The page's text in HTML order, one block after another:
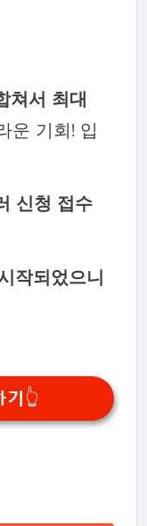
쳐서 최대
운 기회! 입
신청 접수
작되었으니
👆